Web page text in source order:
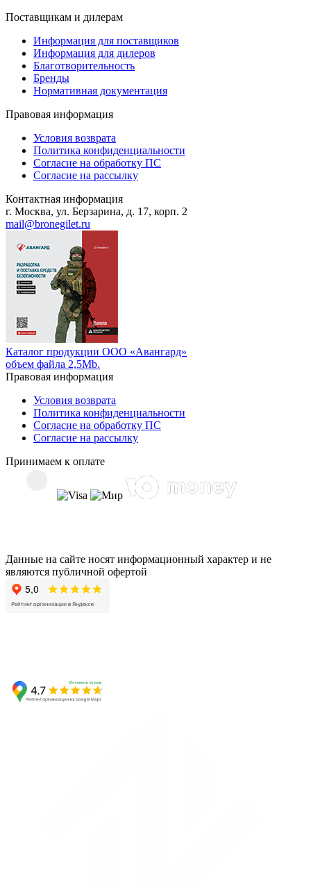
Поставщикам и дилерам
Информация для поставщиков
Информация для дилеров
Благотворительность
Бренды
Нормативная документация
Правовая информация
Условия возврата
Политика конфиденциальности
Согласие на обработку ПС
Согласие на рассылку
Контактная информация
г. Москва, ул. Берзарина, д. 17, корп. 2
mail@bronegilet.ru
Каталог продукции ООО «Авангард»
объем файла 2,5Mb.
Правовая информация
Условия возврата
Политика конфиденциальности
Согласие на обработку ПС
Согласие на рассылку
Принимаем к оплате
Данные на сайте носят информационный характер и не
являются публичной офертой